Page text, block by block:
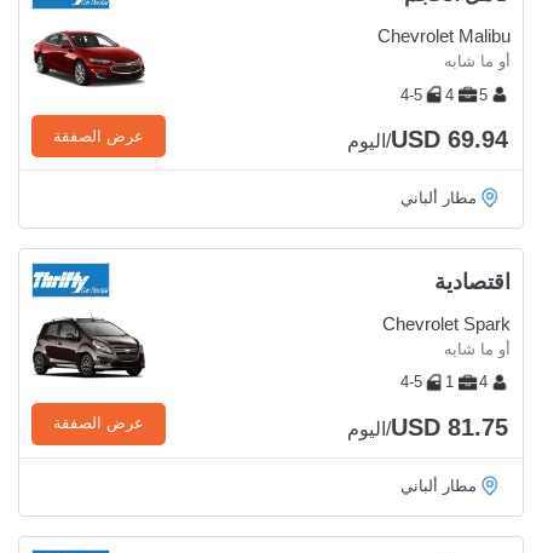
Chevrolet Malibu
أو ما شابه
5
4
4-5
USD 69.94/اليوم عرض الصفقة
مطار ألباني
اقتصادية
Chevrolet Spark
أو ما شابه
4
1
4-5
USD 81.75/اليوم عرض الصفقة
مطار ألباني